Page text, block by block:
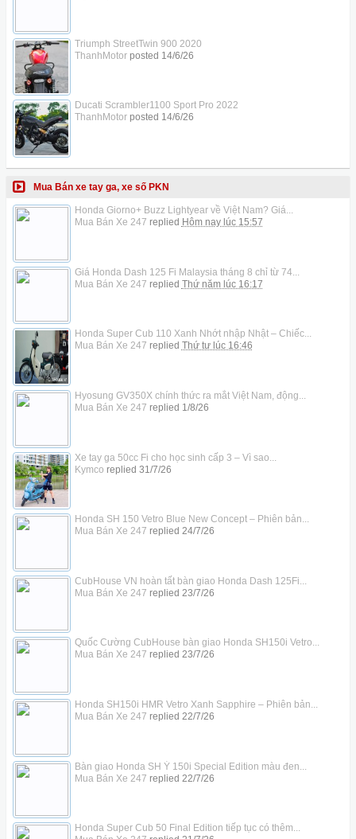
Triumph StreetTwin 900 2020
ThanhMotorposted 14/6/26
Ducati Scrambler1100 Sport Pro 2022
ThanhMotorposted 14/6/26
Mua Bán xe tay ga, xe số PKN
Honda Giorno+ Buzz Lightyear về Việt Nam? Giá...
Mua Bán Xe 247 replied Hôm nay lúc 15:57
Giá Honda Dash 125 Fi Malaysia tháng 8 chỉ từ 74...
Mua Bán Xe 247 replied Thứ năm lúc 16:17
Honda Super Cub 110 Xanh Nhớt nhập Nhật – Chiếc...
Mua Bán Xe 247 replied Thứ tư lúc 16:46
Hyosung GV350X chính thức ra mắt Việt Nam, động...
Mua Bán Xe 247 replied 1/8/26
Xe tay ga 50cc Fi cho học sinh cấp 3 – Vì sao...
Kymco replied 31/7/26
Honda SH 150 Vetro Blue New Concept – Phiên bản...
Mua Bán Xe 247 replied 24/7/26
CubHouse VN hoàn tất bàn giao Honda Dash 125Fi...
Mua Bán Xe 247 replied 23/7/26
Quốc Cường CubHouse bàn giao Honda SH150i Vetro...
Mua Bán Xe 247 replied 23/7/26
Honda SH150i HMR Vetro Xanh Sapphire – Phiên bản...
Mua Bán Xe 247 replied 22/7/26
Bàn giao Honda SH Ý 150i Special Edition màu đen...
Mua Bán Xe 247 replied 22/7/26
Honda Super Cub 50 Final Edition tiếp tục có thêm...